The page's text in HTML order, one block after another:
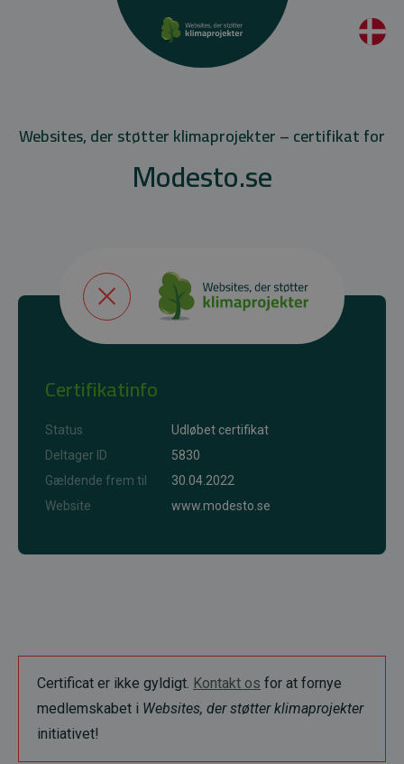
Websites, der støtter klimaprojekter – certifikat for
Modesto.se
Certifikatinfo
Status
Udløbet certifikat
Deltager ID
5830
Gældende frem til
30.04.2022
Website
www.modesto.se
Certificat er ikke gyldigt. Kontakt os for at fornye
medlemskabet i Websites, der støtter klimaprojekter
initiativet!